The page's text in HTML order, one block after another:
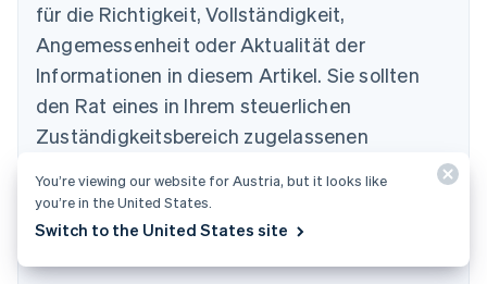
für die Richtigkeit, Vollständigkeit,
Angemessenheit oder Aktualität der
Informationen in diesem Artikel. Sie sollten
den Rat eines in Ihrem steuerlichen
Zuständigkeitsbereich zugelassenen
kompetenten Rechtsbeistands oder von einer
Steuerberatungsstelle einholen und sich
hinsichtlich Ihrer speziellen Situation beraten
Dänemark
English
Deutschland
Deutsch English
Estland
English
Festlandchina
简体中文 English
Finnland
Frankreich
You’re viewing our website for Austria, but it looks like
you’re in the United States.
Switch to the United States site